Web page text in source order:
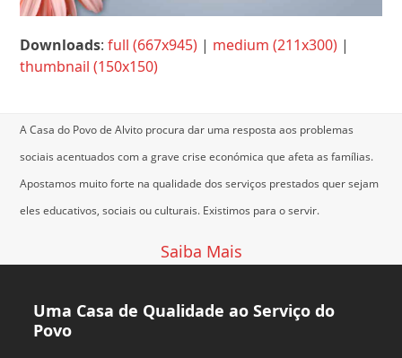
Downloads:full (667x945) | medium (211x300) |
thumbnail (150x150)
A Casa do Povo de Alvito procura dar uma resposta aos problemas
sociais acentuados com a grave crise económica que afeta as famílias.
Apostamos muito forte na qualidade dos serviços prestados quer sejam
eles educativos, sociais ou culturais. Existimos para o servir.
Saiba Mais
Uma Casa de Qualidade ao Serviço do
Povo